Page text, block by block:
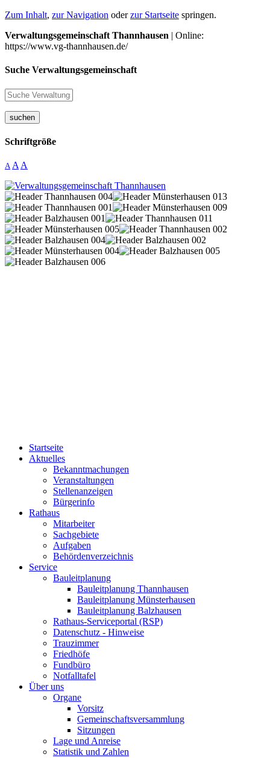
Zum Inhalt, zur Navigation oderzur Startseite springen.
Verwaltungsgemeinschaft Thannhausen | Online:
https://www.vg-thannhausen.de/
Suche Verwaltungsgemeinschaft
suchen
Schriftgröße
A A A
Startseite
Aktuelles
Bekanntmachungen
Veranstaltungen
Stellenanzeigen
Bürgerinfo
Rathaus
Mitarbeiter
Sachgebiete
Aufgaben
Behördenverzeichnis
Service
Bauleitplanung
Bauleitplanung Thannhausen
Bauleitplanung Münsterhausen
Bauleitplanung Balzhausen
Rathaus-Serviceportal (RSP)
Datenschutz - Hinweise
Trauzimmer
Friedhöfe
Fundbüro
Notfalltafel
Über uns
Organe
Vorsitz
Gemeinschaftsversammlung
Sitzungen
Lage und Anreise
Statistik und Zahlen